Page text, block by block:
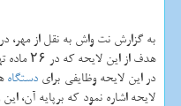
به گزارش نت واش به نقل از مهر،
هدف از این لایحه كه در ۲۶ ماده تهیه و تنظیم شده است، مدیریت و بهره برداری از منابع خاك و جلوگیری از آلودگی و تخریب آن بعنوان یكی مهمترین چالش های كشورهای خشك و نیمه خشك اعلام شده است.
در این لایحه وظایفی برای دستگاه